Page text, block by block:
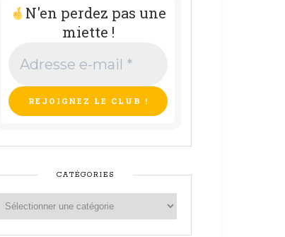
N'en perdez pas une
miette !
e-
mail
*
CATÉGORIES